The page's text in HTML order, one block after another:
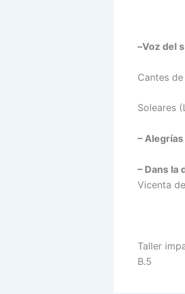
–Voz del
Cantes
Soleares
–
– Dans la
Vicenta
Taller
B.5